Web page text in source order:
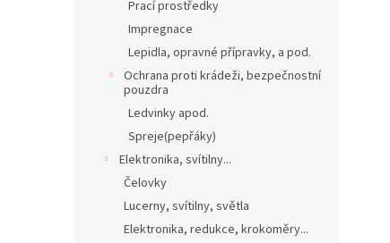
Prací prostředky
Impregnace
Lepidla, opravné přípravky, a pod.
Ochrana proti krádeži, bezpečnostní
pouzdra
Ledvinky apod.
Spreje(pepřáky)
Elektronika, svítilny...
Čelovky
Lucerny, svítilny, světla
Elektronika, redukce, krokoměry...